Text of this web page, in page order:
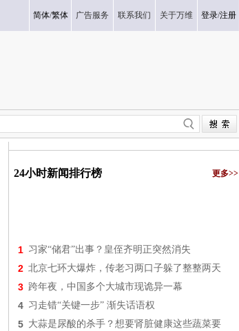
简体/繁体 广告服务 联系我们 关于万维 登录/注册
24小时新闻排行榜 更多>>
1 习家“储君”出事？皇侄齐明正突然消失
2 北京七环大爆炸，传老习两口子躲了整整两天
3 跨年夜，中国多个大城市现诡异一幕
4 习走错“关键一步” 渐失话语权
5 大蒜是尿酸的杀手？想要肾脏健康这些蔬菜要